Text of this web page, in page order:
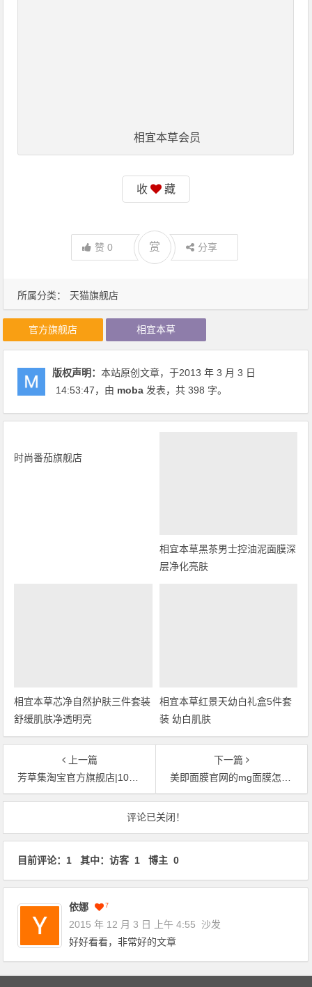
所属分类： 天猫旗舰店
相宜本草会员
收 藏
赞0 赏 分享
官方旗舰店 相宜本草
版权声明：本站原创文章，于2013 年 3 月 3 日
14:53:47，由 moba 发表，共 398 字。
时尚番茄旗舰店
相宜本草黑茶男士控油泥面膜深
层净化亮肤
相宜本草芯净自然护肤三件套装
舒缓肌肤净透明亮
相宜本草红景天幼白礼盒5件套
装 幼白肌肤
上一篇
芳草集淘宝官方旗舰店|100%正品芳草集面膜官网店铺
下一篇
美即面膜官网的mg面膜怎么样？
评论已关闭！
目前评论：1 其中：访客 1 博主 0
依娜 7
2015 年 12 月 3 日 上午 4:55
沙发
好好看看，非常好的文章